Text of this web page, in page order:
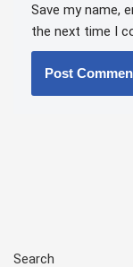
Save my name,
the next time I
Search